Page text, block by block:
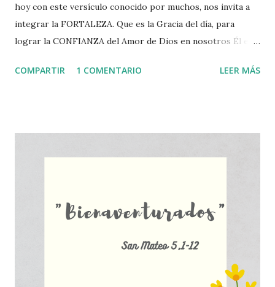
hoy con este versículo conocido por muchos, nos invita a
integrar la FORTALEZA. Que es la Gracia del día, para
lograr la CONFIANZA del Amor de Dios en nosotros Él es
bendiciones del 🙏 😇 🤍 .. Espero tu comentarios ✍ y me
COMPARTIR 1 COMENTARIO LEER MÁS